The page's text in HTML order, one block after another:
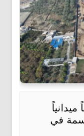
ألف نسمة في